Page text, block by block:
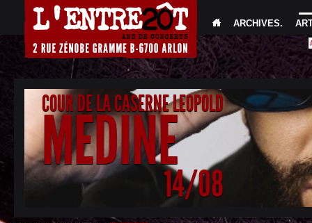
ARCHIVES.
COUR DE LA CASERNE LEOPOLD
MEDINE
14/08